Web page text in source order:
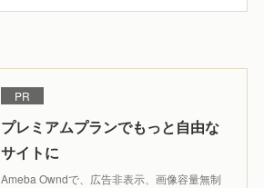
PR
プレミアムプランでもっと自由な
サイトに
Ameba Owndで、広告非表示、画像容量無制